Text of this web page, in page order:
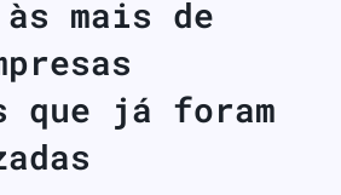
mais de
que já foram